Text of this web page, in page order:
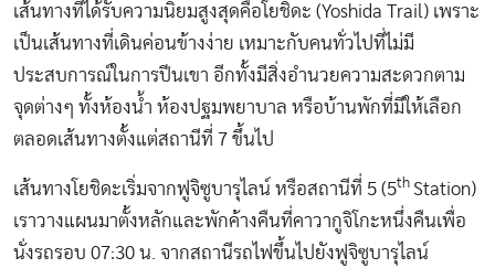
เส้นทางที่ได้รับความนิยมสูงสุดคือโยชิดะ (Yoshida Trail) เพราะ
เป็นเส้นทางที่เดินค่อนข้างง่าย เหมาะกับคนทั่วไปที่ไม่มี
ประสบการณ์ในการปีนเขา อีกทั้งมีสิ่งอำนวยความสะดวกตาม
จุดต่างๆ ทั้งห้องน้ำ ห้องปฐมพยาบาล หรือบ้านพักที่มีให้เลือก
ตลอดเส้นทางตั้งแต่สถานีที่ 7 ขึ้นไป
เส้นทางโยชิดะเริ่มจากฟูจิซูบารุไลน์ หรือสถานีที่ 5 (5th Station)
เราวางแผนมาตั้งหลักและพักค้างคืนที่คาวากูจิโกะหนึ่งคืนเพื่อ
นั่งรถรอบ 07:30 น. จากสถานีรถไฟขึ้นไปยังฟูจิซูบารุไลน์